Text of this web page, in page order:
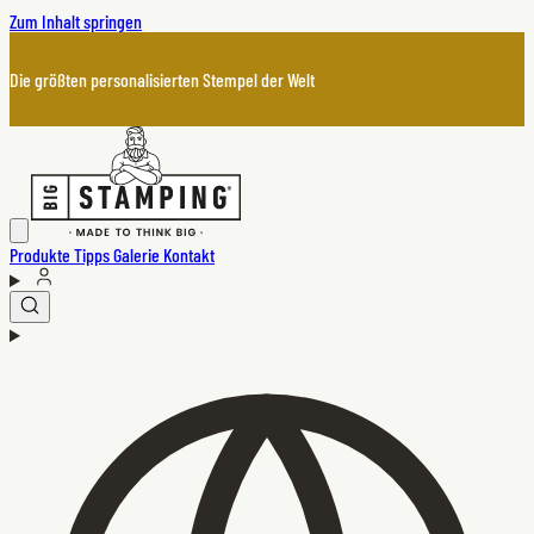
Zum Inhalt springen
Die größten personalisierten Stempel der Welt
Produkte TippsGalerie Kontakt